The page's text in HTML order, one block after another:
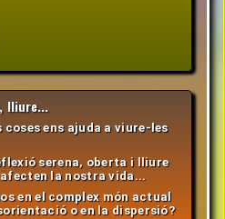
lliure...
coses ens ajuda a viure-les
serena, oberta i lliure
la nostra vida...
en el complex món actual
o en la dispersió?